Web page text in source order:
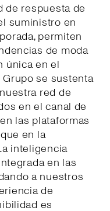
de respuesta de
suministro en
permiten
de moda
única en el
se sustenta
red de
en el canal de
las plataformas
en la
inteligencia
en las
a nuestros
de
es